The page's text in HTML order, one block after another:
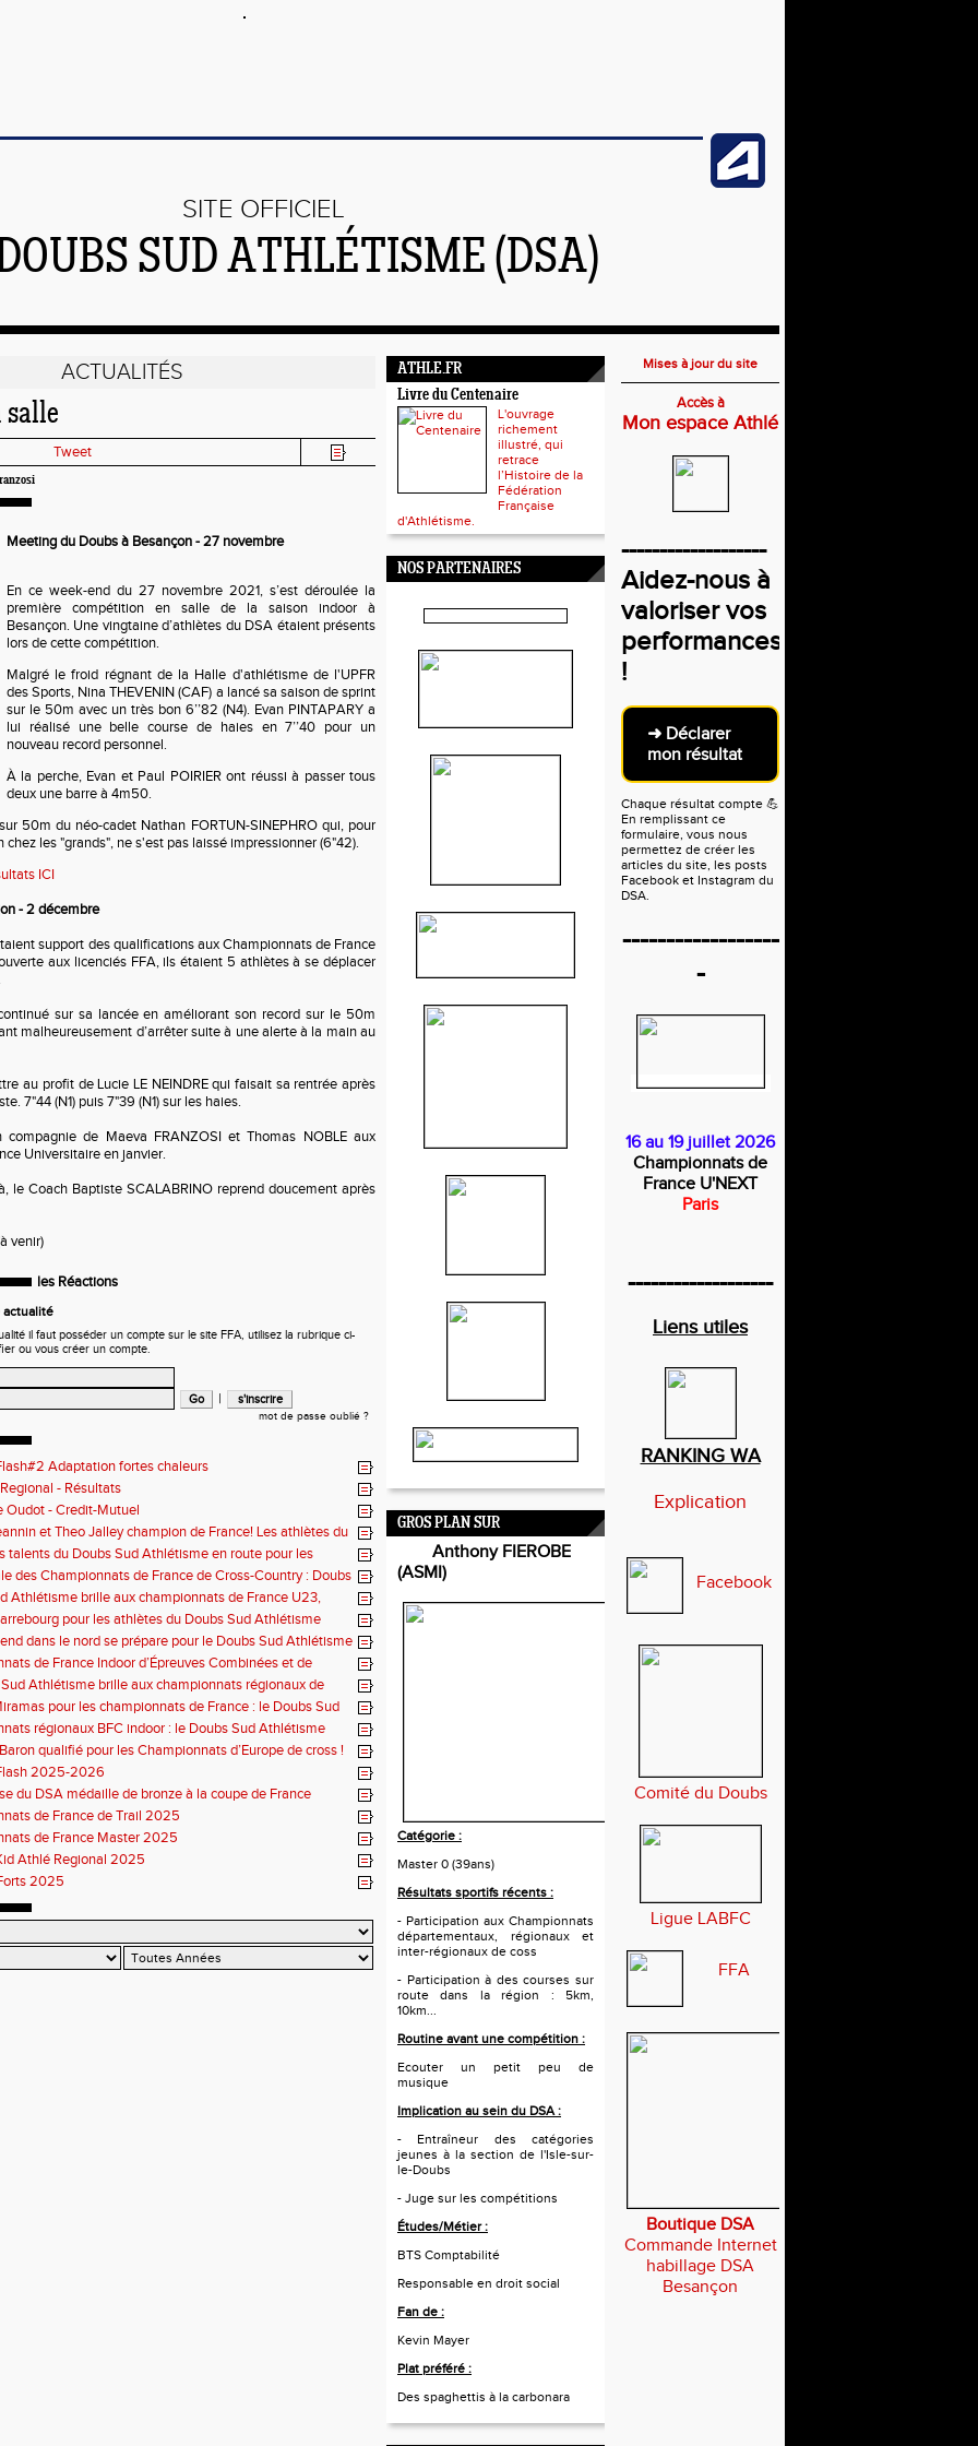
SITE OFFICIEL
SUD ATHLÉTISME (DSA)
ACTUALITÉS
salle
Tweet
Meeting du Doubs à Besançon - 27 novembre
En ce week-end du 27 novembre 2021, s’est déroulée la
première compétition en salle de la saison indoor à
Besançon. Une vingtaine d’athlètes du DSA étaient présents
lors de cette compétition.
Malgré le froid régnant de la Halle d'athlétisme de l'UPFR
des Sports, Nina THEVENIN (CAF) a lancé sa saison de sprint
sur le 50m avec un très bon 6’’82 (N4). Evan PINTAPARY a
lui réalisé une belle course de haies en 7’’40 pour un
nouveau record personnel.
À la perche, Evan et Paul POIRIER ont réussi à passer tous
deux une barre à 4m50.
50m du néo-cadet Nathan FORTUN-SINEPHRO qui, pour
les "grands", ne s'est pas laissé impressionner (6"42).
ICI
- 2 décembre
support des qualifications aux Championnats de France
aux licenciés FFA, ils étaient 5 athlètes à se déplacer
sur sa lancée en améliorant son record sur le 50m
malheureusement d’arrêter suite à une alerte à la main au
au profit de Lucie LE NEINDRE qui faisait sa rentrée après
7"44 (N1) puis 7"39 (N1) sur les haies.
de Maeva FRANZOSI et Thomas NOBLE aux
Universitaire en janvier.
le Coach Baptiste SCALABRINO reprend doucement après
venir)
les Réactions
actualité
il faut posséder un compte sur le site FFA, utilisez la rubrique ci-
ou vous créer un compte.
|
mot de passe oublié ?
Adaptation fortes chaleurs
- Résultats
Oudot - Credit-Mutuel
et Theo Jalley champion de France! Les athlètes du
forme pour le Jour-J
talents du Doubs Sud Athlétisme en route pour les
de France
des Championnats de France de Cross-Country : Doubs
à Sarrebourg
Athlétisme brille aux championnats de France U23,
et masters en sallepour les athlètes du Doubs Sud Athlétisme
dans le nord se prépare pour le Doubs Sud Athlétisme
de France Indoor d’Épreuves Combinées et de
Athlétisme brille aux championnats régionaux de
pour les championnats de France : le Doubs Sud
bien représenté
régionaux BFC indoor : le Doubs Sud Athlétisme
les fronts
qualifié pour les Championnats d’Europe de cross !
2025-2026
du DSA médaille de bronze à la coupe de France
de France de Trail 2025
de France Master 2025
Athlé Regional 2025
2025
ATHLE.FR
Livre du Centenaire
L'ouvrage
richement
illustré, qui
retrace
l’Histoire de la
Fédération
Française
d'Athlétisme.
NOS PARTENAIRES
GROS PLAN SUR
Anthony FIEROBE
(ASMI)
Catégorie :
Master 0 (39ans)
Résultats sportifs récents :
- Participation aux Championnats
départementaux, régionaux et
inter-régionaux de coss
- Participation à des courses sur
route dans la région : 5km,
10km...
Routine avant une compétition :
Ecouter un petit peu de
musique
Implication au sein du DSA :
- Entraîneur des catégories
jeunes à la section de l'Isle-sur-
le-Doubs
- Juge sur les compétitions
Études/Métier :
BTS Comptabilité
Responsable en droit social
Fan de :
Kevin Mayer
Plat préféré :
Des spaghettis à la carbonara
Mises à jour du site
Accès à
Mon espace Athlé
-------------------
Aidez-nous à
valoriser vos
performances
!
➜ Déclarer
mon résultat
Chaque résultat compte 💪
En remplissant ce
formulaire, vous nous
permettez de créer les
articles du site, les posts
Facebook et Instagram du
DSA.
------------------
-
16 au 19 juillet 2026
Championnats de
France U'NEXT
Paris
-------------------
Liens utiles
RANKING WA
Explication
Facebook
Comité du Doubs
Ligue LABFC
FFA
Boutique DSA
Commande Internet
habillage DSA
Besançon